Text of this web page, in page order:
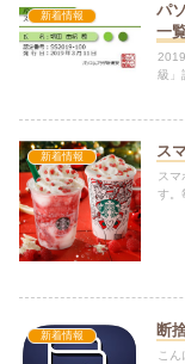
新着情報
パ
一
級」
新着情報 ス
ス
す。
新着情報 断
こ